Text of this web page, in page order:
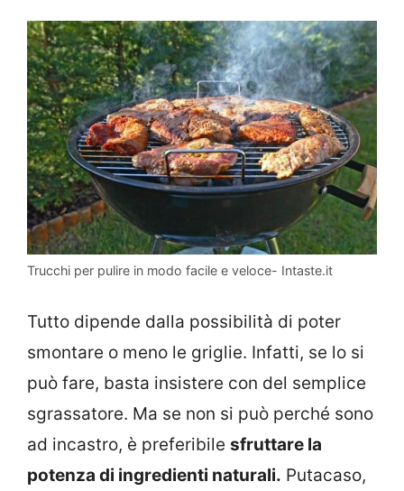
Trucchi per pulire in modo facile e veloce- Intaste.it
Tutto dipende dalla possibilità di poter
smontare o meno le griglie. Infatti, se lo si
può fare, basta insistere con del semplice
sgrassatore. Ma se non si può perché sono
ad incastro, è preferibile sfruttare la
potenza di ingredienti naturali. Putacaso,